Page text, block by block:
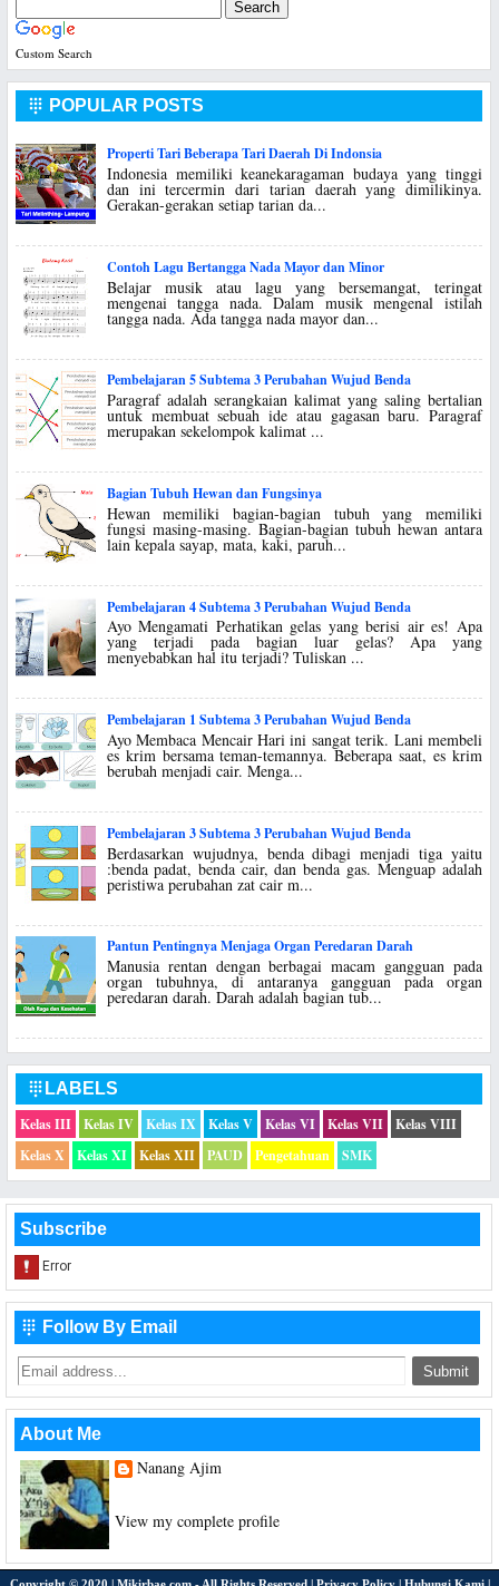
Custom Search
 POPULAR POSTS
Properti Tari Beberapa Tari Daerah Di Indonsia
Indonesia memiliki keanekaragaman budaya yang tinggi
dan ini tercermin dari tarian daerah yang dimilikinya.
Gerakan-gerakan setiap tarian da...
Contoh Lagu Bertangga Nada Mayor dan Minor
Belajar musik atau lagu yang bersemangat, teringat
mengenai tangga nada. Dalam musik mengenal istilah
tangga nada. Ada tangga nada mayor dan...
Pembelajaran 5 Subtema 3 Perubahan Wujud Benda
Paragraf adalah serangkaian kalimat yang saling bertalian
untuk membuat sebuah ide atau gagasan baru. Paragraf
merupakan sekelompok kalimat ...
Bagian Tubuh Hewan dan Fungsinya
Hewan memiliki bagian-bagian tubuh yang memiliki
fungsi masing-masing. Bagian-bagian tubuh hewan antara
lain kepala sayap, mata, kaki, paruh...
Pembelajaran 4 Subtema 3 Perubahan Wujud Benda
Ayo Mengamati Perhatikan gelas yang berisi air es! Apa
yang terjadi pada bagian luar gelas? Apa yang
menyebabkan hal itu terjadi? Tuliskan ...
Pembelajaran 1 Subtema 3 Perubahan Wujud Benda
Ayo Membaca Mencair Hari ini sangat terik. Lani membeli
es krim bersama teman-temannya. Beberapa saat, es krim
berubah menjadi cair. Menga...
Pembelajaran 3 Subtema 3 Perubahan Wujud Benda
Berdasarkan wujudnya, benda dibagi menjadi tiga yaitu
:benda padat, benda cair, dan benda gas. Menguap adalah
peristiwa perubahan zat cair m...
Pantun Pentingnya Menjaga Organ Peredaran Darah
Manusia rentan dengan berbagai macam gangguan pada
organ tubuhnya, di antaranya gangguan pada organ
peredaran darah. Darah adalah bagian tub...
 LABELS
Kelas III
Kelas IV Kelas IX Kelas V Kelas VI Kelas VII
Kelas VIII
Kelas X
Kelas XI Kelas XII PAUD Pengetahuan SMK
Subscribe
 Follow By Email
About Me
Nanang Ajim
View my complete profile